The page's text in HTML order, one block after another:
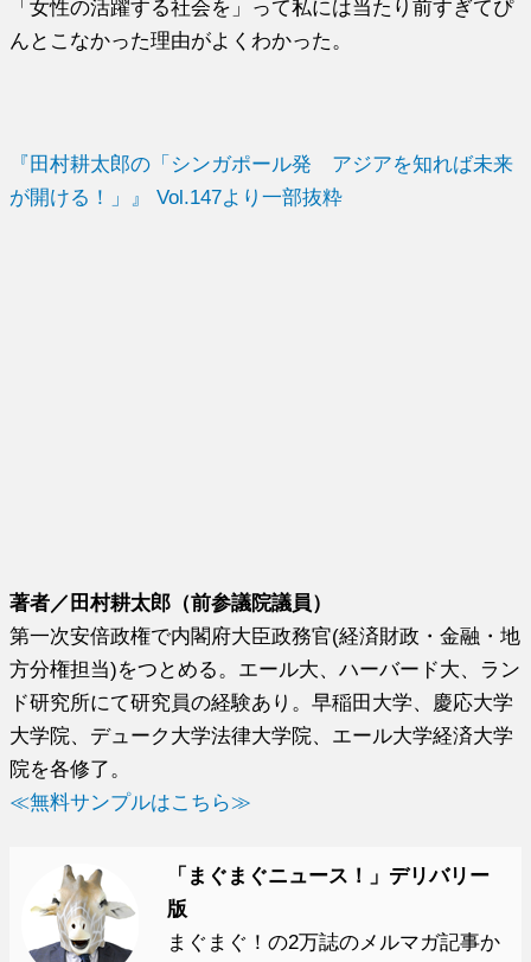
「女性の活躍する社会を」って私には当たり前すぎてぴ
んとこなかった理由がよくわかった。
『田村耕太郎の「シンガポール発 アジアを知れば未来
が開ける！」』 Vol.147より一部抜粋
著者／田村耕太郎（前参議院議員）
第一次安倍政権で内閣府大臣政務官(経済財政・金融・地
方分権担当)をつとめる。エール大、ハーバード大、ラン
ド研究所にて研究員の経験あり。早稲田大学、慶応大学
大学院、デューク大学法律大学院、エール大学経済大学
院を各修了。
≪無料サンプルはこちら≫
「まぐまぐニュース！」デリバリー
版
まぐまぐ！の2万誌のメルマガ記事か